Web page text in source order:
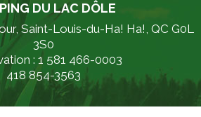
DU LAC DÔLE
Saint-Louis-du-Ha! Ha!, QC G0L
3S0
: 1 581 466-0003
418 854-3563